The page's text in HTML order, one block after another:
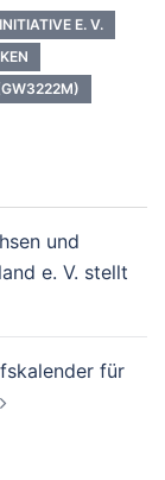
E. V.
und
e. V. stellt
für